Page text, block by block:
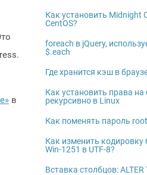
в
Как установить Midnight
CentOS?
foreach в jQuery,
$.each
Где хранится кэш в
Как установить права
рекурсивно в Linux
Как поменять пароль
Как изменить кодировку
Win-1251 в UTF-8?
Вставка столбцов: ALTER